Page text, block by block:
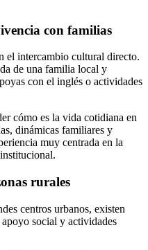
con familias
el intercambio cultural directo.
de una familia local y
con el inglés o actividades
cómo es la vida cotidiana en
dinámicas familiares y
muy centrada en la
rurales
centros urbanos, existen
social y actividades